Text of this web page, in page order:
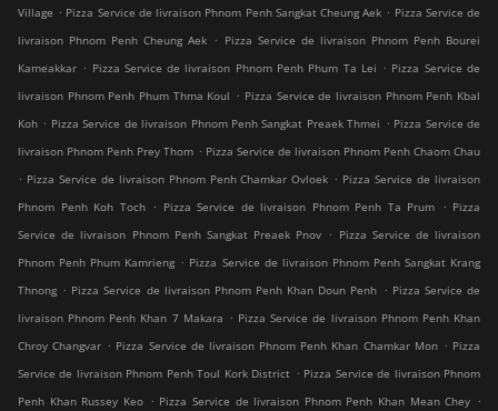
Village . Pizza Service de livraison Phnom Penh Sangkat Cheung Aek . Pizza Service de
livraison Phnom Penh Cheung Aek . Pizza Service de livraison Phnom Penh Bourei
Kameakkar . Pizza Service de livraison Phnom Penh Phum Ta Lei . Pizza Service de
livraison Phnom Penh Phum Thma Koul . Pizza Service de livraison Phnom Penh Kbal
Koh . Pizza Service de livraison Phnom Penh Sangkat Preaek Thmei . Pizza Service de
livraison Phnom Penh Prey Thom . Pizza Service de livraison Phnom Penh Chaom Chau
. Pizza Service de livraison Phnom Penh Chamkar Ovloek . Pizza Service de livraison
Phnom Penh Koh Toch
. Pizza Service de livraison Phnom Penh Ta Prum . Pizza
Service de livraison Phnom Penh Sangkat Preaek Pnov . Pizza Service de livraison
Phnom Penh Phum Kamrieng . Pizza Service de livraison Phnom Penh Sangkat Krang
Thnong . Pizza Service de livraison Phnom Penh Khan Doun Penh . Pizza Service de
livraison Phnom Penh Khan 7 Makara . Pizza Service de livraison Phnom Penh Khan
Chroy Changvar . Pizza Service de livraison Phnom Penh Khan Chamkar Mon . Pizza
Service de livraison Phnom Penh Toul Kork District . Pizza Service de livraison Phnom
Penh Khan Russey Keo . Pizza Service de livraison Phnom Penh Khan Mean Chey .